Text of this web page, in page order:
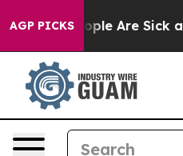
AGP PICKS
Win: “People Are Sick